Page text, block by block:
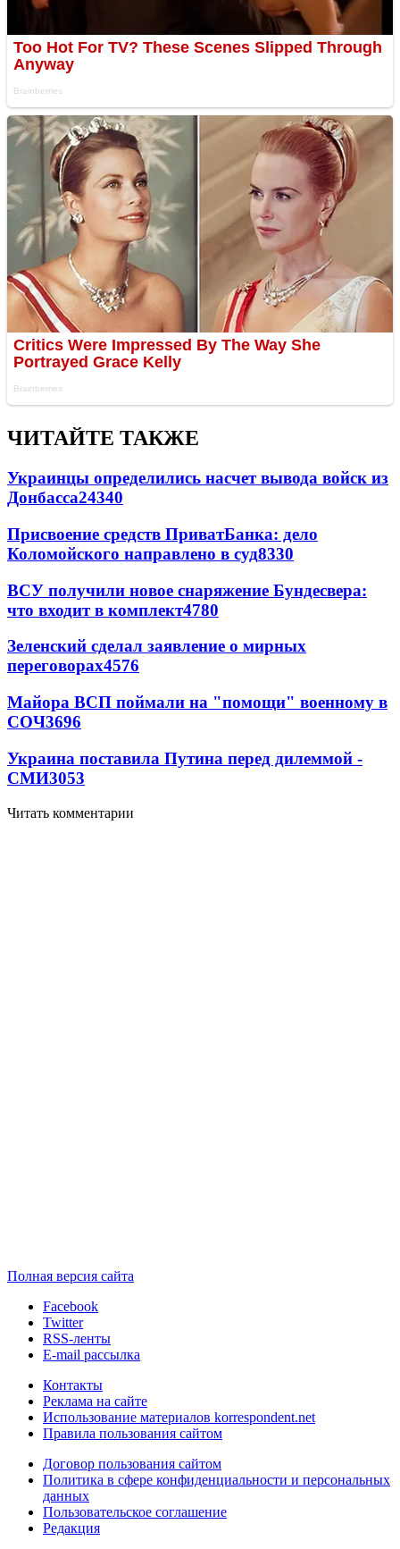
ЧИТАЙТЕ ТАКЖЕ
Украинцы определились насчет вывода войск из
Донбасса24340
Присвоение средств ПриватБанка: дело
Коломойского направлено в суд8330
ВСУ получили новое снаряжение Бундесвера:
что входит в комплект4780
Зеленский сделал заявление о мирных
переговорах4576
Майора ВСП поймали на "помощи" военному в
СОЧ3696
Украина поставила Путина перед дилеммой -
СМИ3053
Читать комментарии
Полная версия сайта
Facebook
Twitter
RSS-ленты
E-mail рассылка
Контакты
Реклама на сайте
Использование материалов korrespondent.net
Правила пользования сайтом
Договор пользования сайтом
Политика в сфере конфиденциальности и персональных
данных
Пользовательское соглашение
Редакция